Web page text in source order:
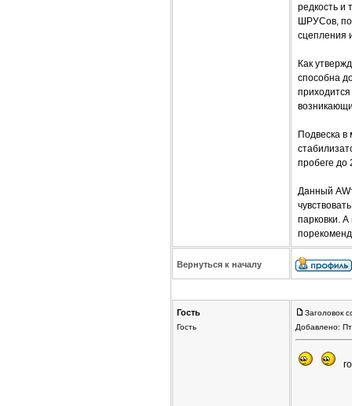
редкость и
ШРУСов,
сцепления
Как
способна
Подвеска в
пробеге до
Данный
парковки.
Вернуться к началу
Гость
Гость
Заголовок
Добавлено: